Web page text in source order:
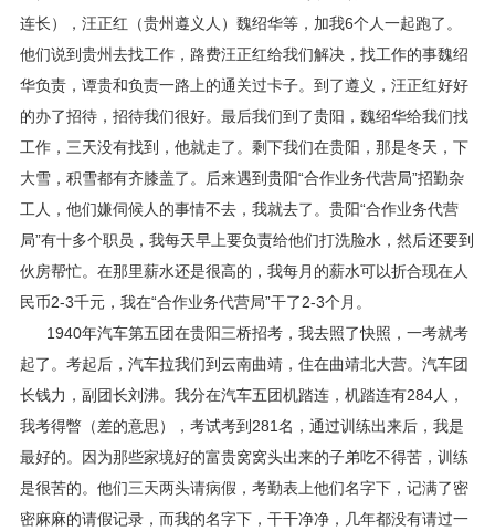
连长），汪正红（贵州遵义人）魏绍华等，加我6个人一起跑了。
他们说到贵州去找工作，路费汪正红给我们解决，找工作的事魏绍
华负责，谭贵和负责一路上的通关过卡子。到了遵义，汪正红好好
的办了招待，招待我们很好。最后我们到了贵阳，魏绍华给我们找
工作，三天没有找到，他就走了。剩下我们在贵阳，那是冬天，下
大雪，积雪都有齐膝盖了。后来遇到贵阳“合作业务代营局”招勤杂
工人，他们嫌伺候人的事情不去，我就去了。贵阳“合作业务代营
局”有十多个职员，我每天早上要负责给他们打洗脸水，然后还要到
伙房帮忙。在那里薪水还是很高的，我每月的薪水可以折合现在人
民币2-3千元，我在“合作业务代营局”干了2-3个月。
1940年汽车第五团在贵阳三桥招考，我去照了快照，一考就考
起了。考起后，汽车拉我们到云南曲靖，住在曲靖北大营。汽车团
长钱力，副团长刘沸。我分在汽车五团机踏连，机踏连有284人，
我考得暼（差的意思），考试考到281名，通过训练出来后，我是
最好的。因为那些家境好的富贵窝窝头出来的子弟吃不得苦，训练
是很苦的。他们三天两头请病假，考勤表上他们名字下，记满了密
密麻麻的请假记录，而我的名字下，干干净净，几年都没有请过一